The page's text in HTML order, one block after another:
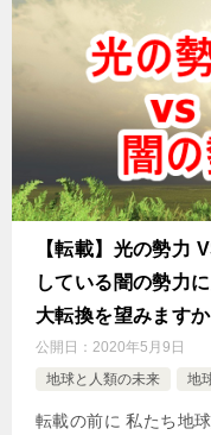
【転載】光の勢力
している闇の勢力
大転換を望みます
公開日： 2020年5月9日
地球と人類の未来
地
転載の前に 私たち地